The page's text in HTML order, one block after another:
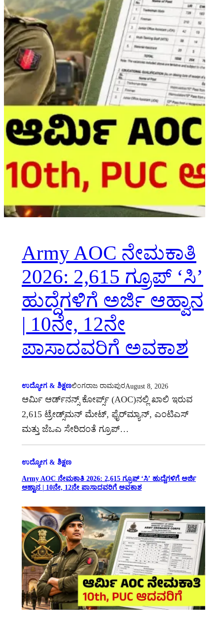
Army AOC ನೇಮಕಾತಿ
2026: 2,615 ಗ್ರೂಪ್ ‘ಸಿ’
ಹುದ್ದೆಗಳಿಗೆ ಅರ್ಜಿ ಆಹ್ವಾನ
| 10ನೇ, 12ನೇ
ಪಾಸಾದವರಿಗೆ ಅವಕಾಶ
ಉದ್ಯೋಗ & ಶಿಕ್ಷಣಲಿಂಗರಾಜ ರಾಮಪುರAugust 8, 2026
ಆರ್ಮಿ ಆರ್ಡ್‌ನನ್ಸ್ ಕೋರ್ಪ್ಸ್ (AOC)ನಲ್ಲಿ ಖಾಲಿ ಇರುವ
2,615 ಟ್ರೇಡ್ಸ್‌ಮನ್ ಮೇಟ್, ಫೈರ್‌ಮ್ಯಾನ್, ಎಂಟಿಎಸ್
ಮತ್ತು ಜೆಒಎ ಸೇರಿದಂತೆ ಗ್ರೂಪ್…
ಉದ್ಯೋಗ & ಶಿಕ್ಷಣ
Army AOC ನೇಮಕಾತಿ 2026: 2,615 ಗ್ರೂಪ್ ‘ಸಿ’ ಹುದ್ದೆಗಳಿಗೆ ಅರ್ಜಿ
ಆಹ್ವಾನ | 10ನೇ, 12ನೇ ಪಾಸಾದವರಿಗೆ ಅವಕಾಶ